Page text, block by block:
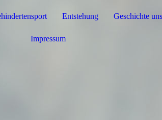
Entstehung Geschichte
Impressum